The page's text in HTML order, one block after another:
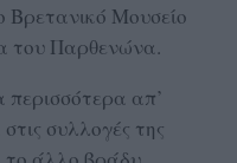
Βρετανικό Μουσείο
του Παρθενώνα.
απ’
συλλογές της